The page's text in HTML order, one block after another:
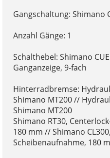
Gangschaltung: Shimano
Anzahl Gänge: 1
Schalthebel: Shimano
Ganganzeige, 9-fach
Hinterradbremse:
Shimano MT200 //
Shimano MT200
Shimano RT30,
180 mm // Shimano
Scheibenaufnahme, 180